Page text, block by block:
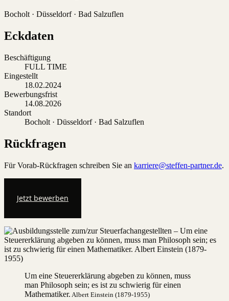
Bocholt · Düsseldorf · Bad Salzuflen
Eckdaten
Beschäftigung
FULL TIME
Eingestellt
18.02.2024
Bewerbungsfrist
14.08.2026
Standort
Bocholt · Düsseldorf · Bad Salzuflen
Rückfragen
Für Vorab-Rückfragen schreiben Sie an karriere@steffen-partner.de.
Jetzt bewerben
Um eine Steuererklärung abgeben zu können, muss
man Philosoph sein; es ist zu schwierig für einen
Mathematiker. Albert Einstein (1879-1955)